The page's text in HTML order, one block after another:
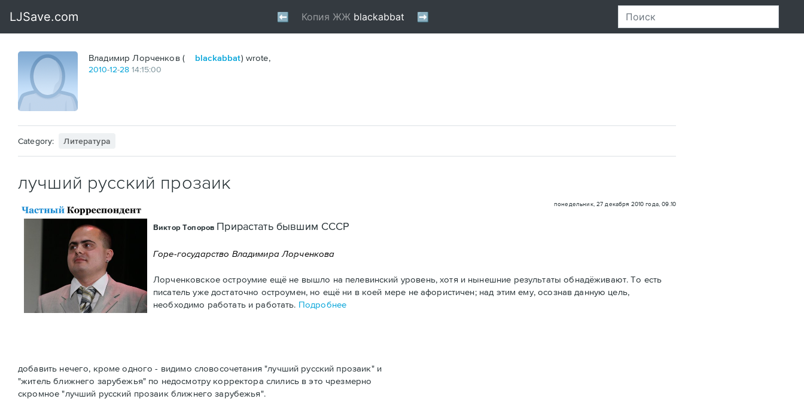
Владимир Лорченков ( blackabbat) wrote,
2010-12-28 14:15:00
Category: Литература
лучший русский прозаик
понедельник, 27 декабря 2010 года, 09.10
Виктор Топоров Прирастать бывшим CCCР
Горе-государство Владимира Лорченкова
Лорченковское остроумие ещё не вышло на пелевинский уровень, хотя и нынешние результаты обнадёживают. То есть
писатель уже достаточно остроумен, но ещё ни в коей мере не афористичен; над этим ему, осознав данную цель,
необходимо работать и работать. Подробнее
добавить нечего, кроме одного - видимо словосочетания "лучший русский прозаик" и
"житель ближнего зарубежья" по недосмотру корректора слились в это чрезмерно
скромное "лучший русский прозаик ближнего зарубежья".